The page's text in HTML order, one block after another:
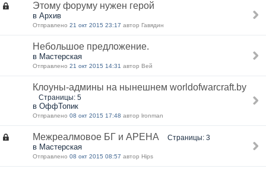
Этому форуму нужен герой
в Архив
Отправлено 21 окт 2015 23:17 автор Гавядин
Небольшое предложение.
в Мастерская
Отправлено 21 окт 2015 14:31 автор Вей
Клоуны-админы на нынешнем worldofwarcraft.by
Страницы: 5
в ОффТопик
Отправлено 08 окт 2015 17:48 автор lronman
Межреалмовое БГ и АРЕНА Страницы: 3
в Мастерская
Отправлено 08 окт 2015 08:57 автор Hips